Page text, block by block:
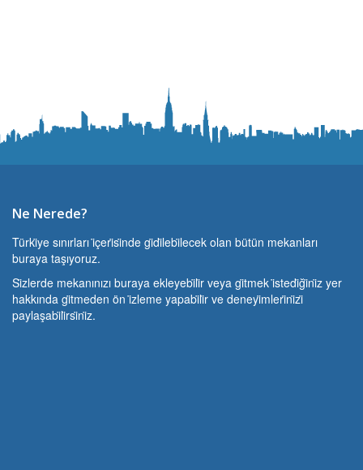
Ne Nerede?
Türki̇ye sınırları i̇çeri̇si̇nde gi̇di̇lebi̇lecek olan bütün mekanları
buraya taşıyoruz.
Si̇zlerde mekanınızı buraya ekleyebi̇li̇r veya gi̇tmek i̇stedi̇ği̇ni̇z yer
hakkında gi̇tmeden ön i̇zleme yapabi̇li̇r ve deneyi̇mleri̇ni̇zi̇
paylaşabi̇li̇rsi̇ni̇z.